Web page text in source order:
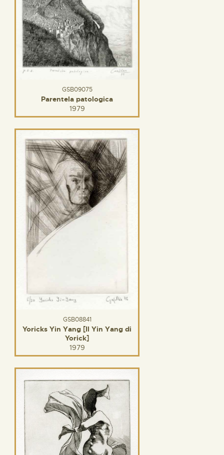
GSB09075
Parentela patologica
1979
GSB08841
Yoricks Yin Yang [Il Yin Yang di
Yorick]
1979